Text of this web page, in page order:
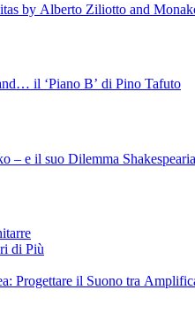
Cantus Nativitas by Alberto Ziliotto and
il ‘Piano B’ di Pino Tafuto
– e il suo Dilemma
di Più
Progettare il Suono tra